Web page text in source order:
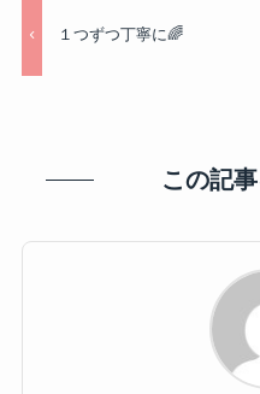
１つずつ丁寧に🌈
この記